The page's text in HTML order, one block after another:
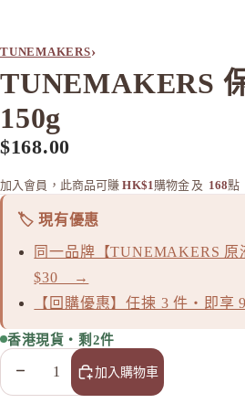
TUNEMAKERS›
TUNEMAKERS
150g
$168.00
加入會員，此商品可賺 HK$1購物金 及 168點
🏷️ 現有優惠
同一品牌【TUNEMAKERS 原
$30 →
【回購優惠】任揀 3 件・即
香港現貨・剩2件
減少數量 增加數量
加入購物車